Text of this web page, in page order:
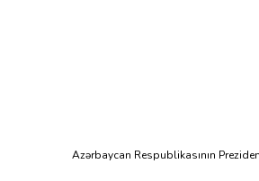
Azərbaycan Respublikasının